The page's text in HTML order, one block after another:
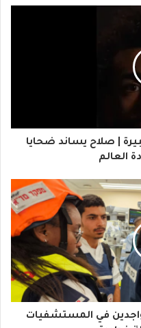
| صلاح يساند ضحايا
العالم
مصابين متواجدين في المستشفيات